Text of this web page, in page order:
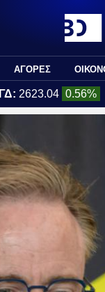
ΑΓΟΡΕΣ
ΓΔ: 2623.04 0.56%